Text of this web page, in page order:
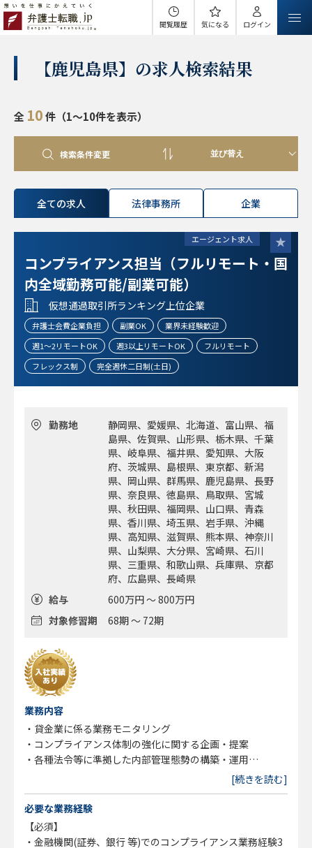
閲覧履歴 気になる ログイン
【鹿児島県】の求人検索結果
全 10件（1～10件を表示）
検索条件変更
全ての求人 法律事務所 企業
エージェント求人
コンプライアンス担当（フルリモート・国
内全域勤務可能/副業可能）
仮想通過取引所ランキング上位企業
弁護士会費企業負担 副業OK
業界未経験歓迎
週1～2リモートOK
週3以上リモートOK
フルリモート
フレックス制
完全週休二日制(土日)
勤務地
静岡県、愛媛県、北海道、富山県、福
島県、佐賀県、山形県、栃木県、千葉
県、岐阜県、福井県、愛知県、大阪
府、茨城県、島根県、東京都、新潟
県、岡山県、群馬県、鹿児島県、長野
県、奈良県、徳島県、鳥取県、宮城
県、秋田県、福岡県、山口県、青森
県、香川県、埼玉県、岩手県、沖縄
県、高知県、滋賀県、熊本県、神奈川
県、山梨県、大分県、宮崎県、石川
県、三重県、和歌山県、兵庫県、京都
府、広島県、長崎県
給与
600万円 ～ 800万円
対象修習期
68期 ～ 72期
業務内容
・貸金業に係る業務モニタリング
・コンプライアンス体制の強化に関する企画・提案
・各種法令等に準拠した内部管理態勢の構築・運用
・各種法令等の知識向上やコンプライアンス意識浸透のため
・コンプライアンス委員会の運営
・社内規程等の整備・管理
・広告審査業務
[続きを読む]
必要な業務経験
【必須】
・金融機関(証券、銀行 等)でのコンプライアンス業務経験3